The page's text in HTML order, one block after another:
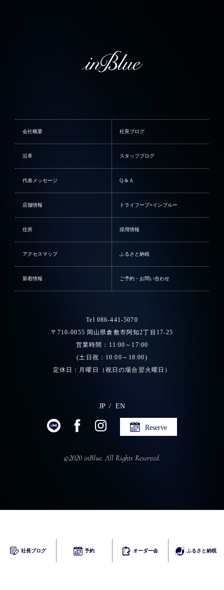
会社概要 社長ブログ
沿革 スタッフブログ
代表メッセージ Q & A
店舗情報 トライフープ×インブルー
住所 採用情報
アクセスマップ ふるさと納税
新着情報 ご予約・お問い合わせ
Tel 086-441-5070
〒710-0055 岡山県倉敷市阿知2丁目17-25
営業時間：11:00～17:00
(土日祝：10:00～18:00)
定休日：月曜日（祝日の場合翌火曜日）
JP EN
Reserve
©2020 inBlue. All Rights Reserved.
ふるさとチョイス
社長ブログ 予約 オーダー会 ふるさと納税